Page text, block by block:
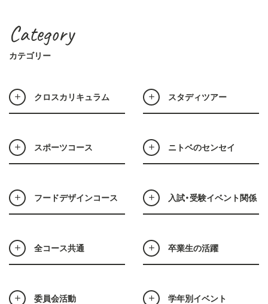
Category
カテゴリー
クロスカリキュラム スタディツアー
スポーツコース ニトベのセンセイ
フードデザインコース 入試・受験イベント関係
全コース共通 卒業生の活躍
委員会活動 学年別イベント